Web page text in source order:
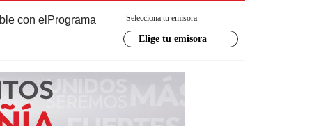
con el Programa Selecciona tu emisora
Elige tu emisora